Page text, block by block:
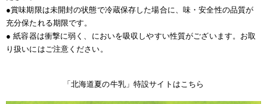
●賞味期限は未開封の状態で冷蔵保存した場合に、味・安全性の品質が
充分保たれる期限です。
● 紙容器は衝撃に弱く、においを吸収しやすい性質がございます。お取
り扱いにはご注意ください。
「北海道夏の牛乳」特設サイトはこちら